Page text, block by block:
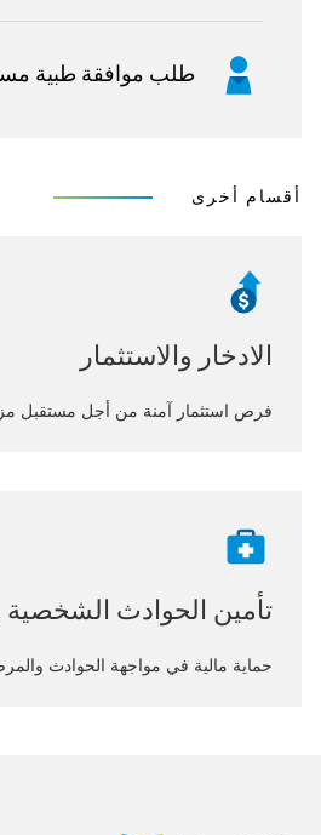
طلب موافقة طبية
أقسام أخرى
الادخار والاستثمار
فرص استثمار آمنة من أجل مستقبل
تأمين الحوادث الشخصية
حماية مالية في مواجهة الحوادث